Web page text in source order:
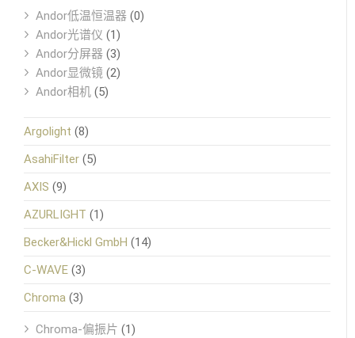
Andor低温恒温器 (0)
Andor光谱仪 (1)
Andor分屏器 (3)
Andor显微镜 (2)
Andor相机 (5)
Argolight (8)
AsahiFilter (5)
AXIS (9)
AZURLIGHT (1)
Becker&Hickl GmbH (14)
C-WAVE (3)
Chroma (3)
Chroma-偏振片 (1)